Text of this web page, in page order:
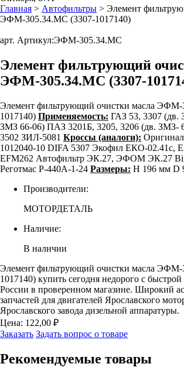
Главная > Автофильтры > Элемент
ЭФМ-305.34.МС (3307-1017140)
арт. Артикул:ЭФМ-305.34.МС
Элемент фильтрующий
ЭФМ-305.34.МС (3307-
Элемент фильтрующий очистки масла
1017140) Применяемость: ГАЗ 53, 3307 (дв.
ЗМЗ 66-06) ПАЗ 3201Б, 3205, 3206 (дв.
3502 ЗИЛ-5081 Кроссы (аналоги):
1012040-10 DIFA 5307 Экофил ЕКО-02.41с,
EFM262 Автофильтр ЭК.27, ЭФОМ ЭК.27
Реготмас Р-440А-1-24 Размеры: H 196 мм D
Производители:
МОТОРДЕТАЛЬ
Наличие:
В наличии
Элемент фильтрующий очистки масла
1017140) купить сегодня недорого с
России в проверенном магазине. Широкий
запчастей для двигателей Ярославского
Ярославского завода дизельной аппаратуры.
Цена: 122,00 ₽
Заказать Задать вопрос о товаре
Рекомендуемые товары